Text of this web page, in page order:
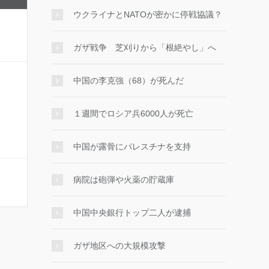
ウクライナとNATOが密かに停戦協議？
ガザ戦争 芝刈りから「根絶やし」へ
中国の李克強（68）が死んだ
１週間でロシア兵6000人が死亡
中国が露骨にパレスチナを支持
病院は砲弾や火薬の貯蔵庫
中国中央銀行トップ二人が逮捕
ガザ地区への大規模攻撃